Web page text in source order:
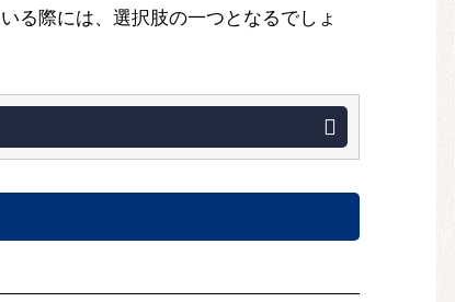
る際には、選択肢の一つとなるでしょ